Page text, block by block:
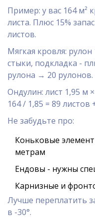
Пример: у вас 164 м²
листа. Плюс 15%
листов.
Мягкая кровля:
стыки, подкладка -
рулона → 20 рулонов.
Ондулин: лист 1,95 м
164 / 1,85 = 89 листов
Не забудьте про:
Коньковые
метрам
Ендовы - нужны
Карнизные и
Лучше переплатить
в -30°.